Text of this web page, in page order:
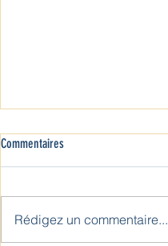
Commentaires
Rédigez un commentaire...